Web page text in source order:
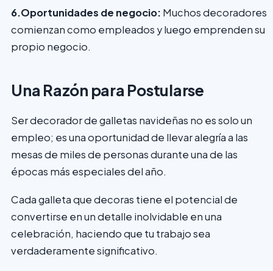
6.Oportunidades de negocio: Muchos decoradores
comienzan como empleados y luego emprenden su
propio negocio.
Una Razón para Postularse
Ser decorador de galletas navideñas no es solo un
empleo; es una oportunidad de llevar alegría a las
mesas de miles de personas durante una de las
épocas más especiales del año.
Cada galleta que decoras tiene el potencial de
convertirse en un detalle inolvidable en una
celebración, haciendo que tu trabajo sea
verdaderamente significativo.